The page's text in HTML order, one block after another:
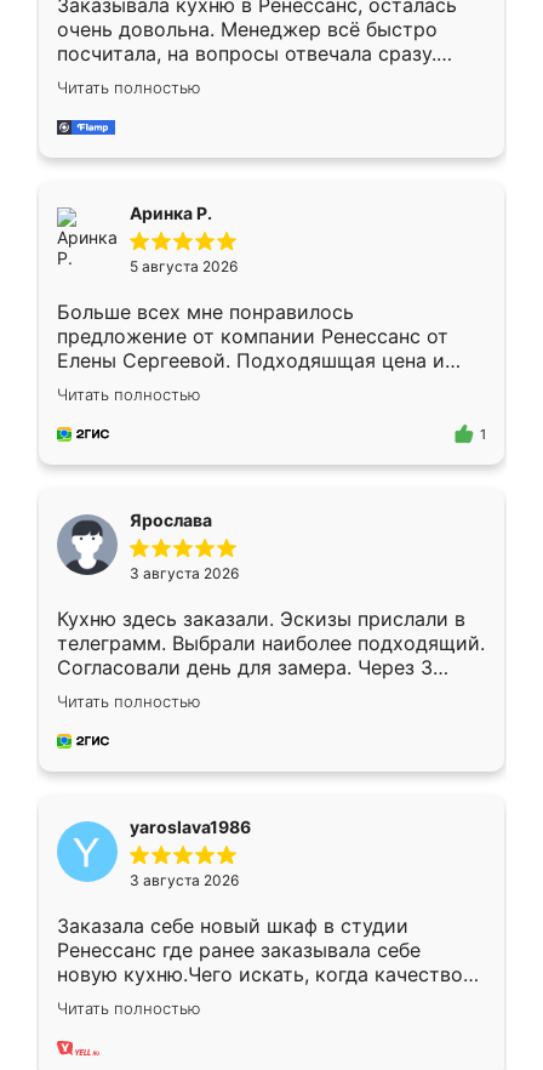
Заказывала кухню в Ренессанс, осталась
очень довольна. Менеджер всё быстро
посчитала, на вопросы отвечала сразу.
Замерщик приехал в субботу, подошёл к
делу со всей ответственностью. Собрали
за день, ребята работали аккуратно, даже
Читать полностью
Аринка Р.
5 августа 2026
Больше всех мне понравилось
предложение от компании Ренессанс от
Елены Сергеевой. Подходяшщая цена и
короткие сроки изготовления. Приехавший
для замера сотрудник Владислав
предложил по моему эскизу самый
Читать полностью
1
Ярослава
3 августа 2026
Кухню здесь заказали. Эскизы прислали в
телеграмм. Выбрали наиболее подходящий.
Согласовали день для замера. Через 3
недели кухня была уже готова. Остались
довольны работой. Спасибо Ренессанс
мебель за качественную работу!
Читать полностью
yaroslava1986
3 августа 2026
Заказала себе новый шкаф в студии
Ренессанс где ранее заказывала себе
новую кухню.Чего искать, когда качеством
вполне довольна. Служит кухня уже почти
два года, нареканий нет.
Читать полностью